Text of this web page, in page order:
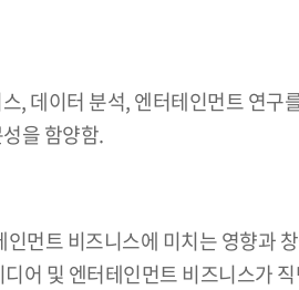
, 데이터 분석, 엔터테인먼트 연구
을 함양함.
트 비즈니스에 미치는 영향과
어 및 엔터테인먼트 비즈니스가